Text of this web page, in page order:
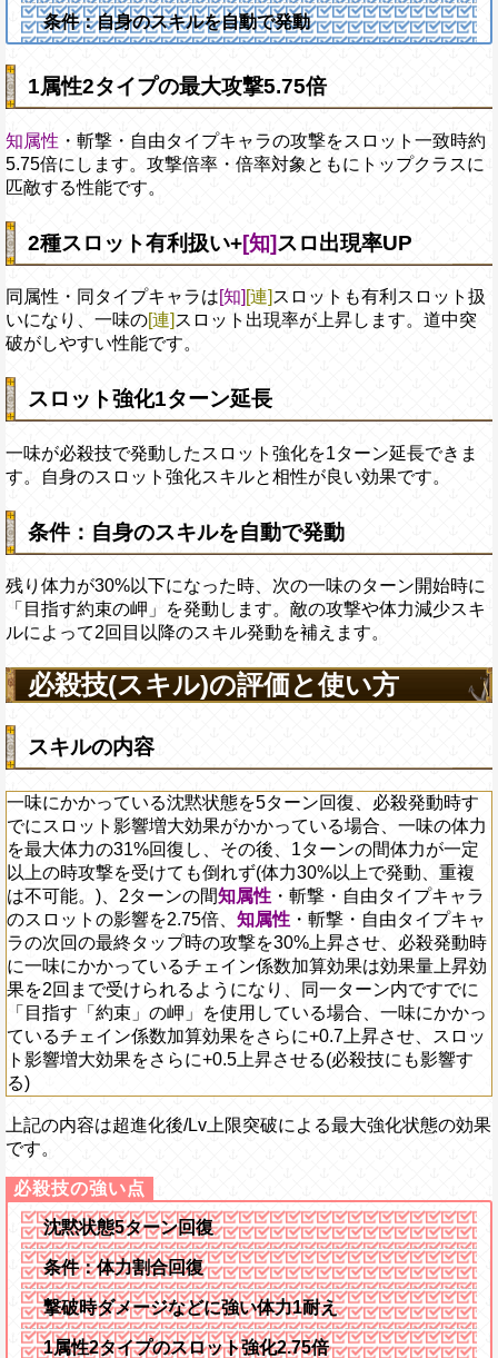
条件：自身のスキルを自動で発動
1属性2タイプの最大攻撃5.75倍
知属性 ・斬撃・自由タイプキャラの攻撃をスロット一致時約
5.75倍にします。攻撃倍率・倍率対象ともにトップクラスに
匹敵する性能です。
2種スロット有利扱い+[知]スロ出現率UP
同属性・同タイプキャラは[知] [連] スロットも有利スロット扱
いになり、一味の[連] スロット出現率が上昇します。道中突
破がしやすい性能です。
スロット強化1ターン延長
一味が必殺技で発動したスロット強化を1ターン延長できま
す。自身のスロット強化スキルと相性が良い効果です。
条件：自身のスキルを自動で発動
残り体力が30%以下になった時、次の一味のターン開始時に
「目指す約束の岬」を発動します。敵の攻撃や体力減少スキ
ルによって2回目以降のスキル発動を補えます。
必殺技(スキル)の評価と使い方
スキルの内容
一味にかかっている沈黙状態を5ターン回復、必殺発動時す
でにスロット影響増大効果がかかっている場合、一味の体力
を最大体力の31%回復し、その後、1ターンの間体力が一定
以上の時攻撃を受けても倒れず(体力30%以上で発動、重複
は不可能。)、2ターンの間知属性 ・斬撃・自由タイプキャラ
のスロットの影響を2.75倍、 知属性 ・斬撃・自由タイプキャ
ラの次回の最終タップ時の攻撃を30%上昇させ、必殺発動時
に一味にかかっているチェイン係数加算効果は効果量上昇効
果を2回まで受けられるようになり、同一ターン内ですでに
「目指す「約束」の岬」を使用している場合、一味にかかっ
ているチェイン係数加算効果をさらに+0.7上昇させ、スロッ
ト影響増大効果をさらに+0.5上昇させる(必殺技にも影響す
る)
上記の内容は超進化後/Lv上限突破による最大強化状態の効果
です。
沈黙状態5ターン回復
条件：体力割合回復
撃破時ダメージなどに強い体力1耐え
1属性2タイプのスロット強化2.75倍